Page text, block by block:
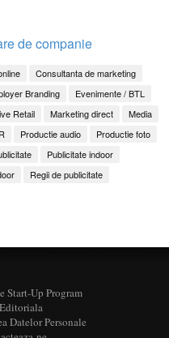
de companie
Consultanta de marketing
Branding
Evenimente / BTL
Retail Marketing direct
Media
Productie audio
Productie foto
Publicitate indoor
Regii de publicitate
Start-Up Program
Datelor Personale